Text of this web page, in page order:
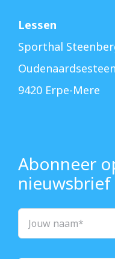
Lessen
Sporthal
9420 Erpe-Mere
Abonneer
nieuwsbrief